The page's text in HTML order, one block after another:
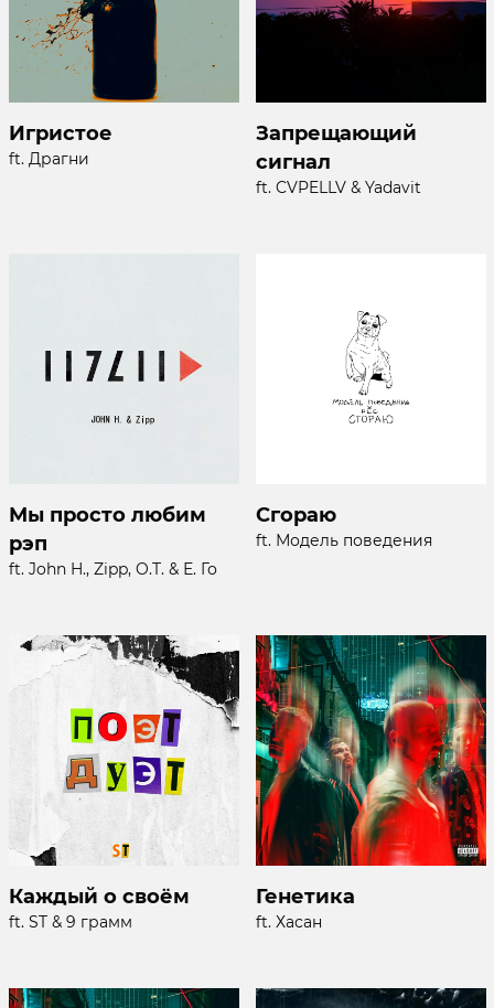
Игристое
ft. Драгни
Запрещающий
сигнал
ft. CVPELLV & Yadavit
Мы просто любим
рэп
ft. John H., Zipp, O.T. & Е. Го
Сгораю
ft. Модель поведения
Каждый о своём
ft. ST & 9 грамм
Генетика
ft. Хасан